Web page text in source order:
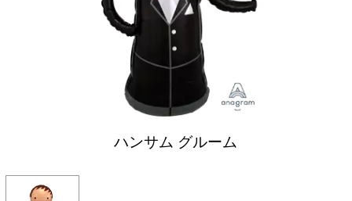
ハンサム グルーム